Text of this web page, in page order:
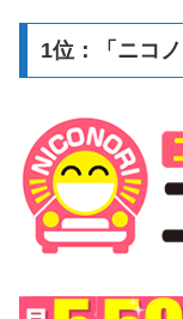
1位：「ニコ